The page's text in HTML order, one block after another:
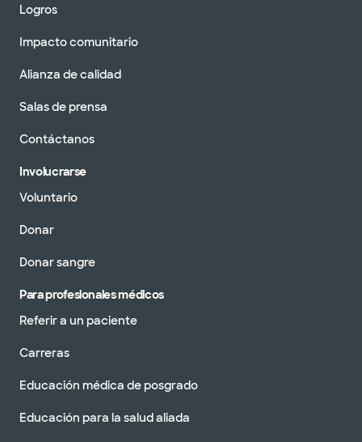
Logros
Impacto comunitario
Alianza de calidad
Salas de prensa
Contáctanos
Involucrarse
Voluntario
Donar
Donar sangre
Para profesionales médicos
Referir a un paciente
Carreras
Educación médica de posgrado
Educación para la salud aliada